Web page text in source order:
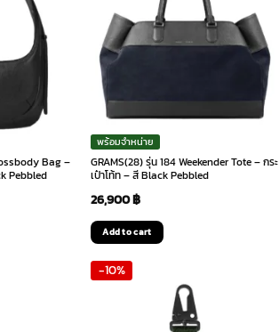
Bag –
Pebbled
พร้อมจำหน่าย
GRAMS(28) รุ่น 184 Weekender Tote – กระ
เป๋าโท้ท – สี Black Pebbled
26,900฿
Add to cart
-10%